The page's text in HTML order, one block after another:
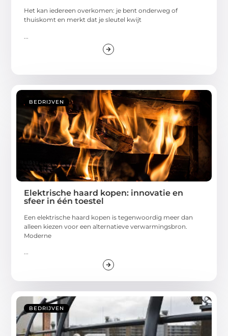
Het kan iedereen overkomen: je bent onderweg of
thuiskomt en merkt dat je sleutel kwijt
BEDRIJVEN
Elektrische haard kopen: innovatie en
sfeer in één toestel
Een elektrische haard kopen is tegenwoordig meer dan
alleen kiezen voor een alternatieve verwarmingsbron.
Moderne
...
BEDRIJVEN